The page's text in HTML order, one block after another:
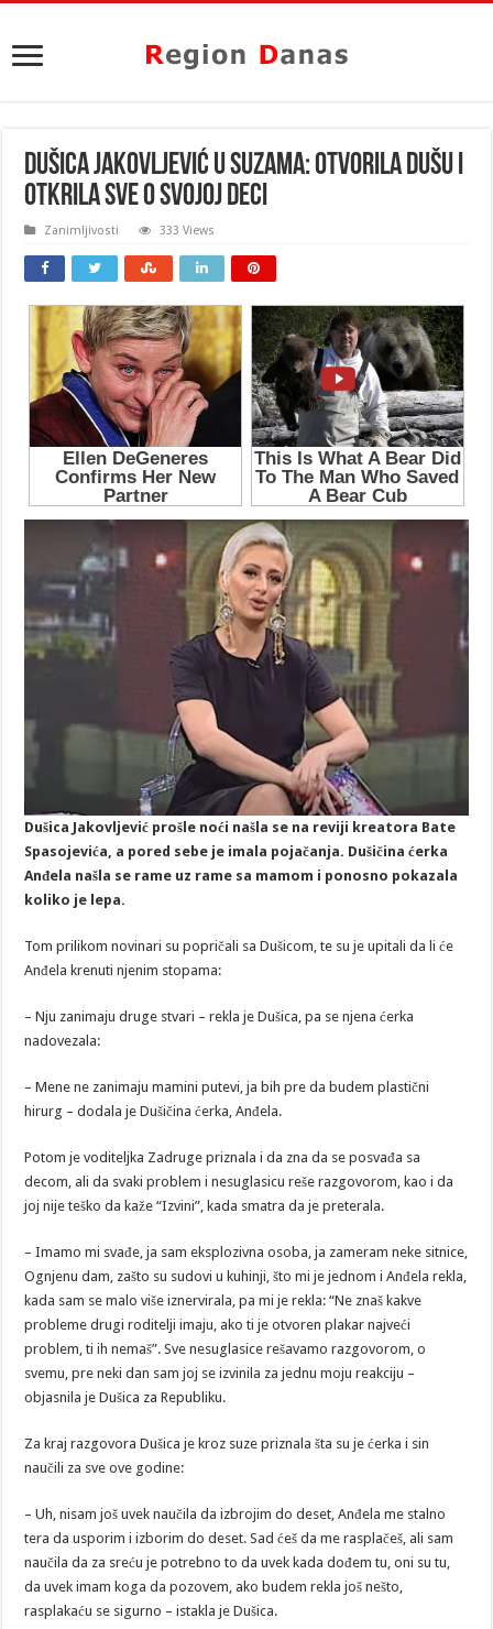
DUŠICA JAKOVLJEVIĆ U SUZAMA: Otvorila dušu i
otkrila sve o svojoj DECI
Zanimljivosti 333 Views
Dušica Jakovljević prošle noći našla se na reviji kreatora Bate
Spasojevića, a pored sebe je imala pojačanja. Dušičina ćerka
Anđela našla se rame uz rame sa mamom i ponosno pokazala
koliko je lepa.
Tom prilikom novinari su popričali sa Dušicom, te su je upitali da li će
Anđela krenuti njenim stopama:
– Nju zanimaju druge stvari – rekla je Dušica, pa se njena ćerka
nadovezala:
– Mene ne zanimaju mamini putevi, ja bih pre da budem plastični
hirurg – dodala je Dušičina ćerka, Anđela.
Potom je voditeljka Zadruge priznala i da zna da se posvađa sa
decom, ali da svaki problem i nesuglasicu reše razgovorom, kao i da
joj nije teško da kaže “Izvini”, kada smatra da je preterala.
– Imamo mi svađe, ja sam eksplozivna osoba, ja zameram neke sitnice,
Ognjenu dam, zašto su sudovi u kuhinji, što mi je jednom i Anđela rekla,
kada sam se malo više iznervirala, pa mi je rekla: “Ne znaš kakve
probleme drugi roditelji imaju, ako ti je otvoren plakar najveći
problem, ti ih nemaš”. Sve nesuglasice rešavamo razgovorom, o
svemu, pre neki dan sam joj se izvinila za jednu moju reakciju –
objasnila je Dušica za Republiku.
Za kraj razgovora Dušica je kroz suze priznala šta su je ćerka i sin
naučili za sve ove godine:
– Uh, nisam još uvek naučila da izbrojim do deset, Anđela me stalno
tera da usporim i izborim do deset. Sad ćeš da me rasplačeš, ali sam
naučila da za sreću je potrebno to da uvek kada dođem tu, oni su tu,
da uvek imam koga da pozovem, ako budem rekla još nešto,
rasplakaću se sigurno – istakla je Dušica.